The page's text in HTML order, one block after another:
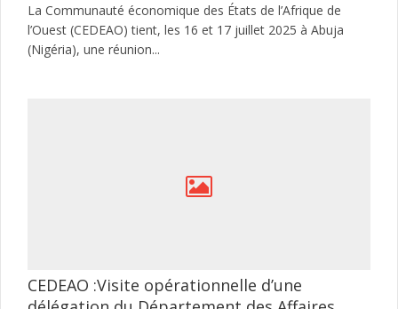
La Communauté économique des États de l’Afrique de
l’Ouest (CEDEAO) tient, les 16 et 17 juillet 2025 à Abuja
(Nigéria), une réunion...
CEDEAO :Visite opérationnelle d’une